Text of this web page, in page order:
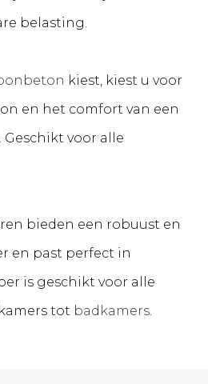
belasting.
kiest, kiest u voor
en het comfort van een
voor alle
bieden een robuust en
en past perfect in
is geschikt voor alle
tot badkamers